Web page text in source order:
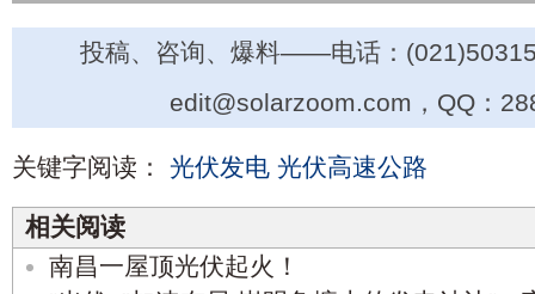
投稿、咨询、爆料——电话：
edit@solarzoom.com，QQ：
关键字阅读： 光伏发电 光伏高速公路
相关阅读
南昌一屋顶光伏起火！